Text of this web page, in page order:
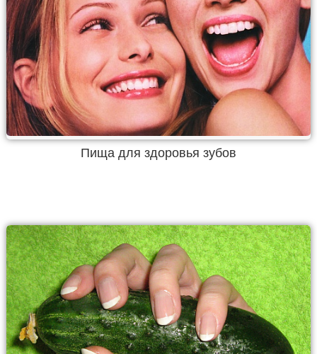
Пища для здоровья зубов